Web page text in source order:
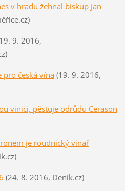
v hradu žehnal biskup Jan
9. 2016,
pro česká vína(19. 9. 2016,
vinici, pěstuje odrůdu Cerason
je roudnický vinař
(24. 8. 2016, Deník.cz)